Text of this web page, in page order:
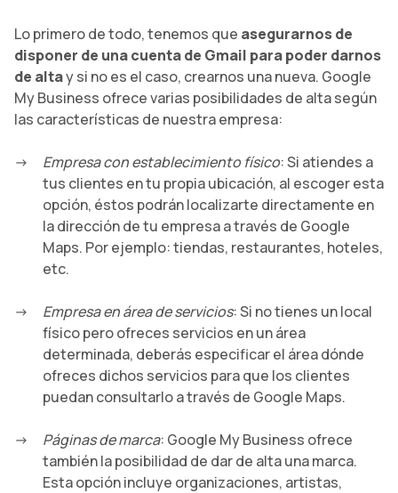
Lo primero de todo, tenemos que asegurarnos de
disponer de una cuenta de Gmail para poder darnos
de altay si no es el caso, crearnos una nueva. Google
My Business ofrece varias posibilidades de alta según
las características de nuestra empresa:
Empresa con establecimiento físico: Si atiendes a
tus clientes en tu propia ubicación, al escoger esta
opción, éstos podrán localizarte directamente en
la dirección de tu empresa a través de Google
Maps. Por ejemplo: tiendas, restaurantes, hoteles,
etc.
Empresa en área de servicios: Si no tienes un local
físico pero ofreces servicios en un área
determinada, deberás especificar el área dónde
ofreces dichos servicios para que los clientes
puedan consultarlo a través de Google Maps.
Páginas de marca: Google My Business ofrece
también la posibilidad de dar de alta una marca.
Esta opción incluye organizaciones, artistas,